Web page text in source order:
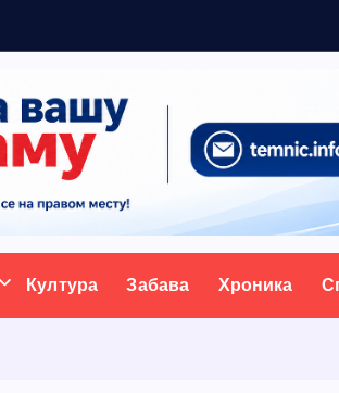
Култура Забава Хроника